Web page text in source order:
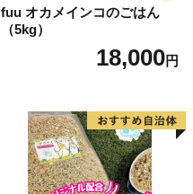
fuu オカメインコのごはん
（5kg）
18,000円